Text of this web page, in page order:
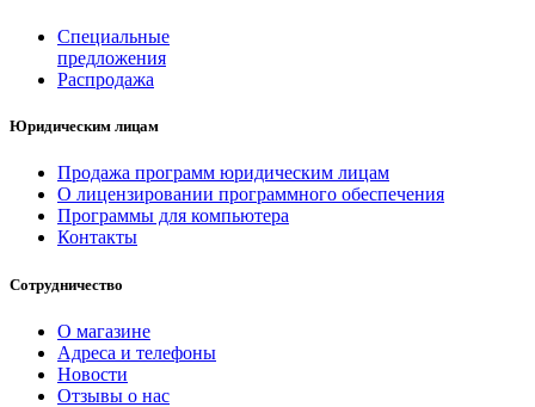
Специальные
предложения
Распродажа
Юридическим лицам
Продажа программ юридическим лицам
О лицензировании программного обеспечения
Программы для компьютера
Контакты
Сотрудничество
О магазине
Адреса и телефоны
Новости
Отзывы о нас